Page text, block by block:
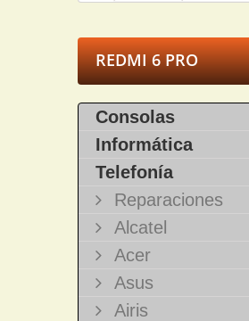
REDMI 6 PRO
Consolas
Informática
Telefonía
Reparaciones
Alcatel
Acer
Asus
Airis